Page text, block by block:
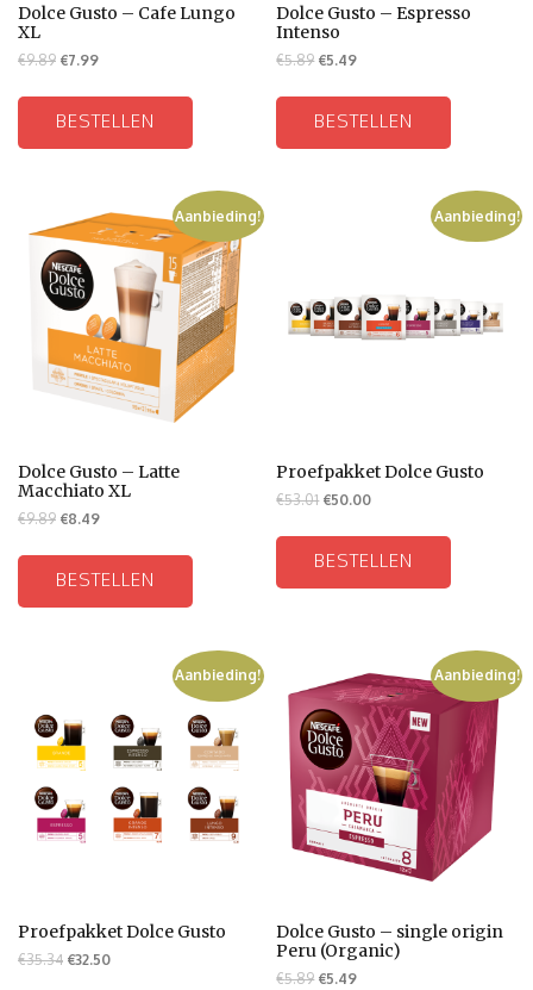
Dolce Gusto – Cafe Lungo
XL
€9.89 €7.99
BESTELLEN
Dolce Gusto – Espresso
Intenso
€5.89 €5.49
BESTELLEN
Aanbieding!
Dolce Gusto – Latte
Macchiato XL
€9.89 €8.49
BESTELLEN
Aanbieding!
Proefpakket Dolce Gusto
€53.01 €50.00
BESTELLEN
Aanbieding!
Proefpakket Dolce Gusto
€35.34 €32.50
Aanbieding!
Dolce Gusto – single origin
Peru (Organic)
€5.89 €5.49